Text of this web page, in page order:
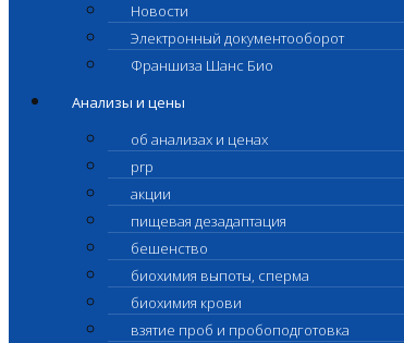
Новости
Электронный документооборот
Франшиза Шанс Био
Анализы и цены
об анализах и ценах
prp
акции
пищевая дезадаптация
бешенство
биохимия выпоты, сперма
биохимия крови
взятие проб и пробоподготовка